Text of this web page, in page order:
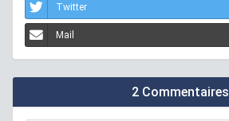
Twitter
Mail
2 Commentaires